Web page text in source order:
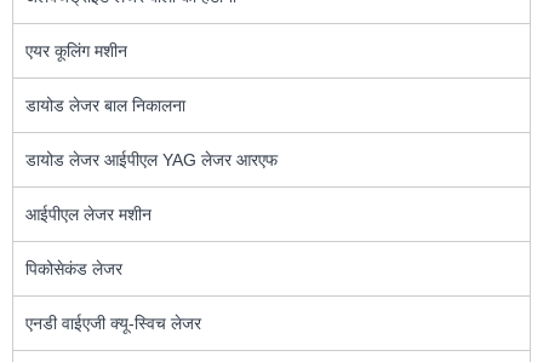
एयर कूलिंग मशीन
डायोड लेजर बाल निकालना
डायोड लेजर आईपीएल YAG लेजर आरएफ
आईपीएल लेजर मशीन
पिकोसेकंड लेजर
एनडी वाईएजी क्यू-स्विच लेजर